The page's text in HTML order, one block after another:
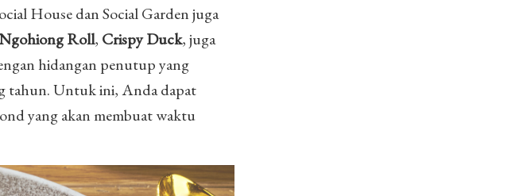
House dan Social Garden juga
Roll, Crispy Duck, juga
hidangan penutup yang
tahun. Untuk ini, Anda dapat
yang akan membuat waktu